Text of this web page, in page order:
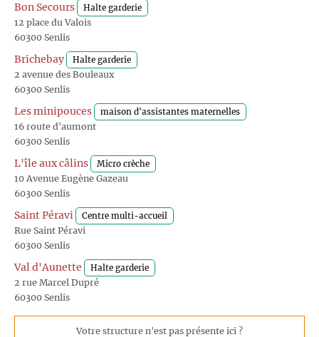
Bon Secours Halte garderie
12 place du Valois
60300 Senlis
Brichebay Halte garderie
2 avenue des Bouleaux
60300 Senlis
Les minipouces maison d'assistantes maternelles
16 route d'aumont
60300 Senlis
L'île aux câlins Micro crèche
10 Avenue Eugène Gazeau
60300 Senlis
Saint Péravi Centre multi-accueil
Rue Saint Péravi
60300 Senlis
Val d'Aunette Halte garderie
2 rue Marcel Dupré
60300 Senlis
Votre structure n'est pas présente ici ?